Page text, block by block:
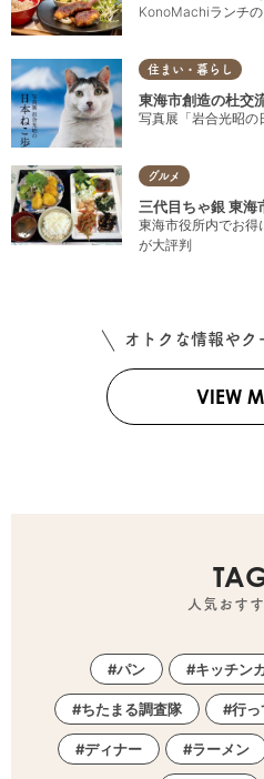
KonoMachiランチの
住まい・暮らし
東海市創造の杜交
写真展「岩合光昭の
グルメ
三代目ちゃ銀 東海
東海市役所内でお得
が大評判
オトクな情報やク
VIEW
人気おす
パン キッチン
ちたまる調査隊 行っ
ディナー ラーメン